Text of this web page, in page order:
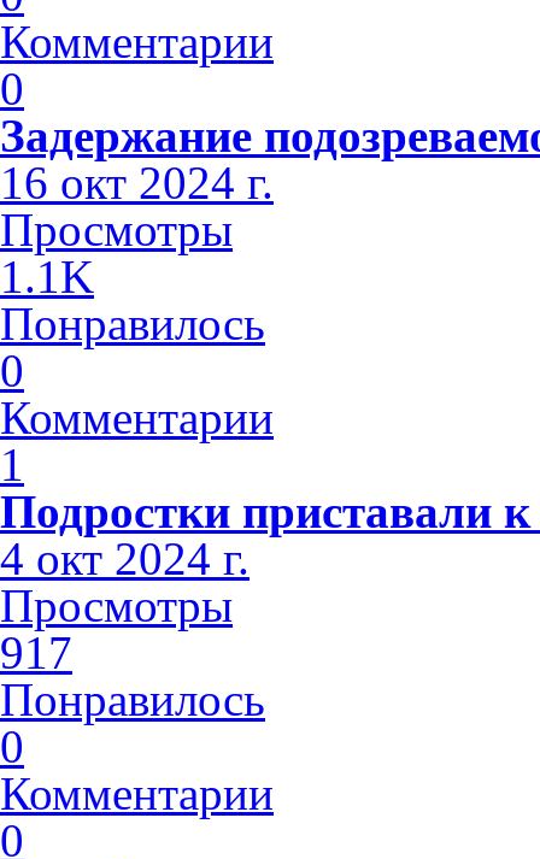
Комментарии
0
Задержание
16 окт 2024 г.
Просмотры
1.1K
Понравилось
0
Комментарии
1
Подростки приставали
4 окт 2024 г.
Просмотры
917
Понравилось
0
Комментарии
0